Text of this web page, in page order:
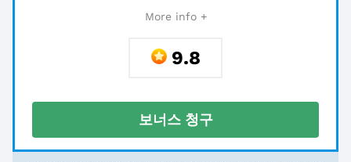
More info +
9.8
보너스 청구